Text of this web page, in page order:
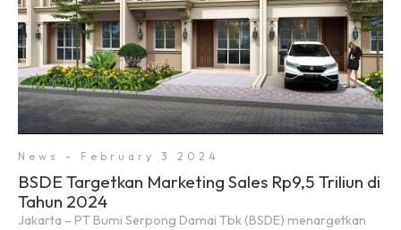
News - February 3 2024
BSDE Targetkan Marketing Sales Rp9,5 Triliun di
Tahun 2024
Jakarta – PT Bumi Serpong Damai Tbk (BSDE) menargetkan